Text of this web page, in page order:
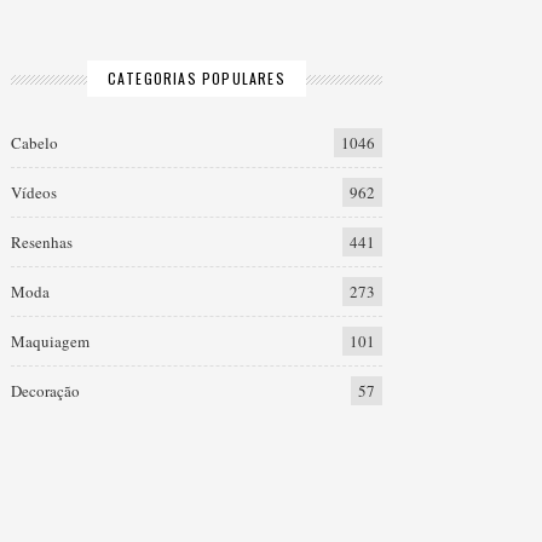
CATEGORIAS POPULARES
Cabelo 1046
Vídeos 962
Resenhas 441
Moda 273
Maquiagem 101
Decoração 57